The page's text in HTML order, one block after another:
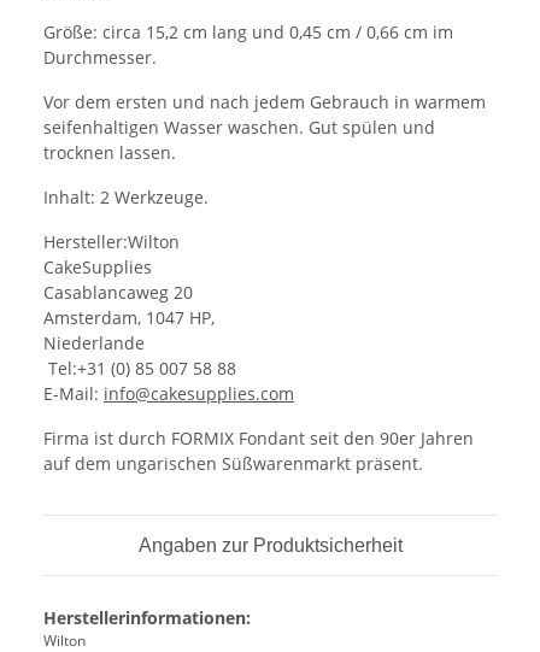
Größe: circa 15,2 cm lang und 0,45 cm / 0,66 cm im
Durchmesser.
Vor dem ersten und nach jedem Gebrauch in warmem
seifenhaltigen Wasser waschen. Gut spülen und
trocknen lassen.
Inhalt: 2 Werkzeuge.
Hersteller:Wilton
CakeSupplies
Casablancaweg 20
Amsterdam, 1047 HP,
Niederlande
Tel:+31 (0) 85 007 58 88
E-Mail: info@cakesupplies.com
Firma ist durch FORMIX Fondant seit den 90er Jahren
auf dem ungarischen Süßwarenmarkt präsent.
Angaben zur Produktsicherheit
Herstellerinformationen:
Wilton